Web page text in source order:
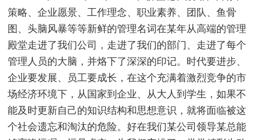
策略、企业愿景、工作理念、职业素养、团队、鱼骨
图、头脑风暴等等新鲜的管理名词在某年从高端的管理
殿堂走进了我们公司，走进了我们的部门、走进了每个
管理人员的大脑，并烙下了深深的印记。时代要进步、
企业要发展、员工要成长，在这个充满着激烈竞争的市
场经济环境下，从国家到企业、从大人到学生，如果不
能及时更新自己的知识结构和思想意识，就将面临被这
个社会遗忘和淘汰的危险。好在我们某公司领导某总能